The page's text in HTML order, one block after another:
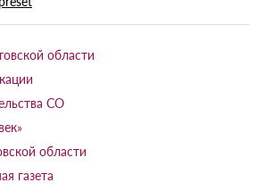
области
СО
области
газета